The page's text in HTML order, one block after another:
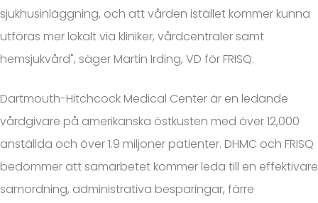
sjukhusinläggning, och att vården istället kommer kunna
utföras mer lokalt via kliniker, vårdcentraler samt
hemsjukvård", säger Martin Irding, VD för FRISQ.
Dartmouth-Hitchcock Medical Center är en ledande
vårdgivare på amerikanska östkusten med över 12,000
anställda och över 1.9 miljoner patienter. DHMC och FRISQ
bedömmer att samarbetet kommer leda till en effektivare
samordning, administrativa besparingar, färre